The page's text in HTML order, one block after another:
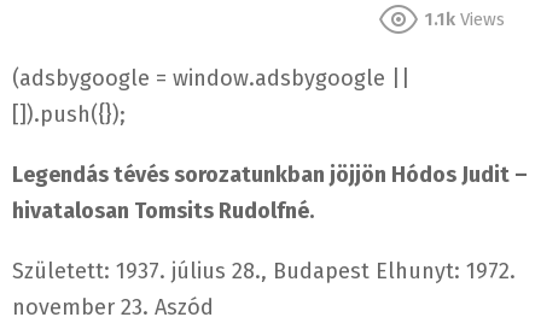
1.1k Views
(adsbygoogle = window.adsbygoogle ||
[]).push({});
Legendás tévés sorozatunkban jöjjön Hódos Judit –
hivatalosan Tomsits Rudolfné.
Született: 1937. július 28., Budapest Elhunyt: 1972.
november 23. Aszód